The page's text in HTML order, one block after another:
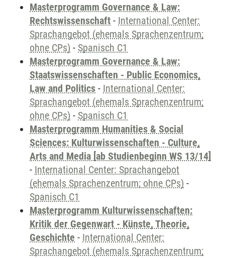
Masterprogramm Governance & Law:
Rechtswissenschaft - International Center:
Sprachangebot (ehemals Sprachenzentrum;
ohne CPs) - Spanisch C1
Masterprogramm Governance & Law:
Staatswissenschaften - Public Economics,
Law and Politics - International Center:
Sprachangebot (ehemals Sprachenzentrum;
ohne CPs) - Spanisch C1
Masterprogramm Humanities & Social
Sciences: Kulturwissenschaften - Culture,
Arts and Media [ab Studienbeginn WS 13/14]
- International Center: Sprachangebot
(ehemals Sprachenzentrum; ohne CPs) -
Spanisch C1
Masterprogramm Kulturwissenschaften:
Kritik der Gegenwart - Künste, Theorie,
Geschichte - International Center:
Sprachangebot (ehemals Sprachenzentrum;